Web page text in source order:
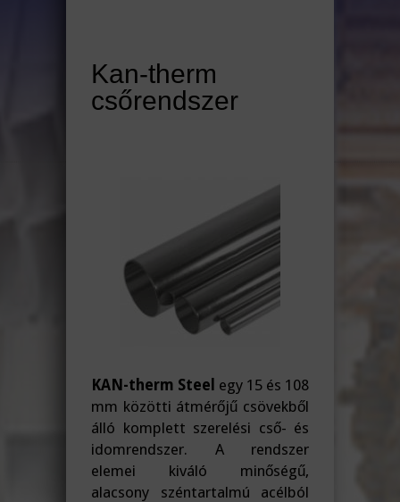
Kan-therm
csőrendszer
KAN-therm Steel egy 15 és 108
mm közötti átmérőjű csövekből
álló komplett szerelési cső- és
idomrendszer. A rendszer
elemei kiváló minőségű,
alacsony széntartalmú acélból